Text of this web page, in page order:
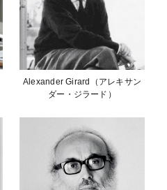
Alexander Girard（アレキサン
ダー・ジラード）